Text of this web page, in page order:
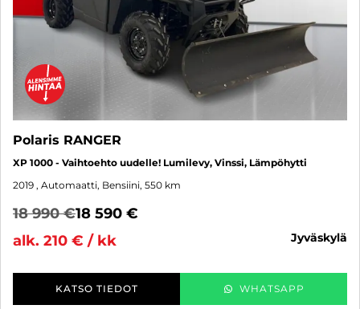
Polaris RANGER
XP 1000 - Vaihtoehto uudelle! Lumilevy, Vinssi, Lämpöhytti
2019 , Automaatti, Bensiini, 550 km
18 990 €18 590 €
alk. 210 € / kk
jyväskylä
KATSO TIEDOT WHATSAPP